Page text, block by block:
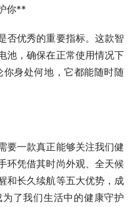
你**
否优秀的重要指标。这款智
池，确保在正常使用情况下
身处何地，它都能随时随
要一款真正能够关注我们健
环凭借其时尚外观、全天候
和长久续航等五大优势，成
了我们生活中的健康守护